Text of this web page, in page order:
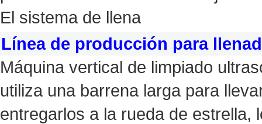
El sistema de llena
Línea de producción para
Máquina vertical de limpiado
utiliza una barrena larga para
entregarlos a la rueda de estrella,